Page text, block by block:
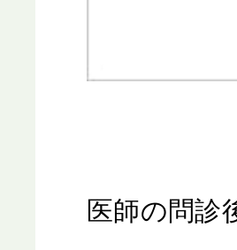
医師の問診